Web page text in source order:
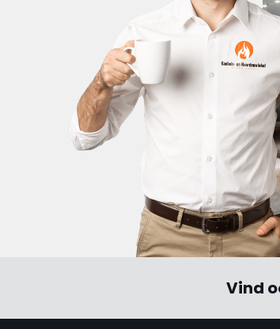
Vind